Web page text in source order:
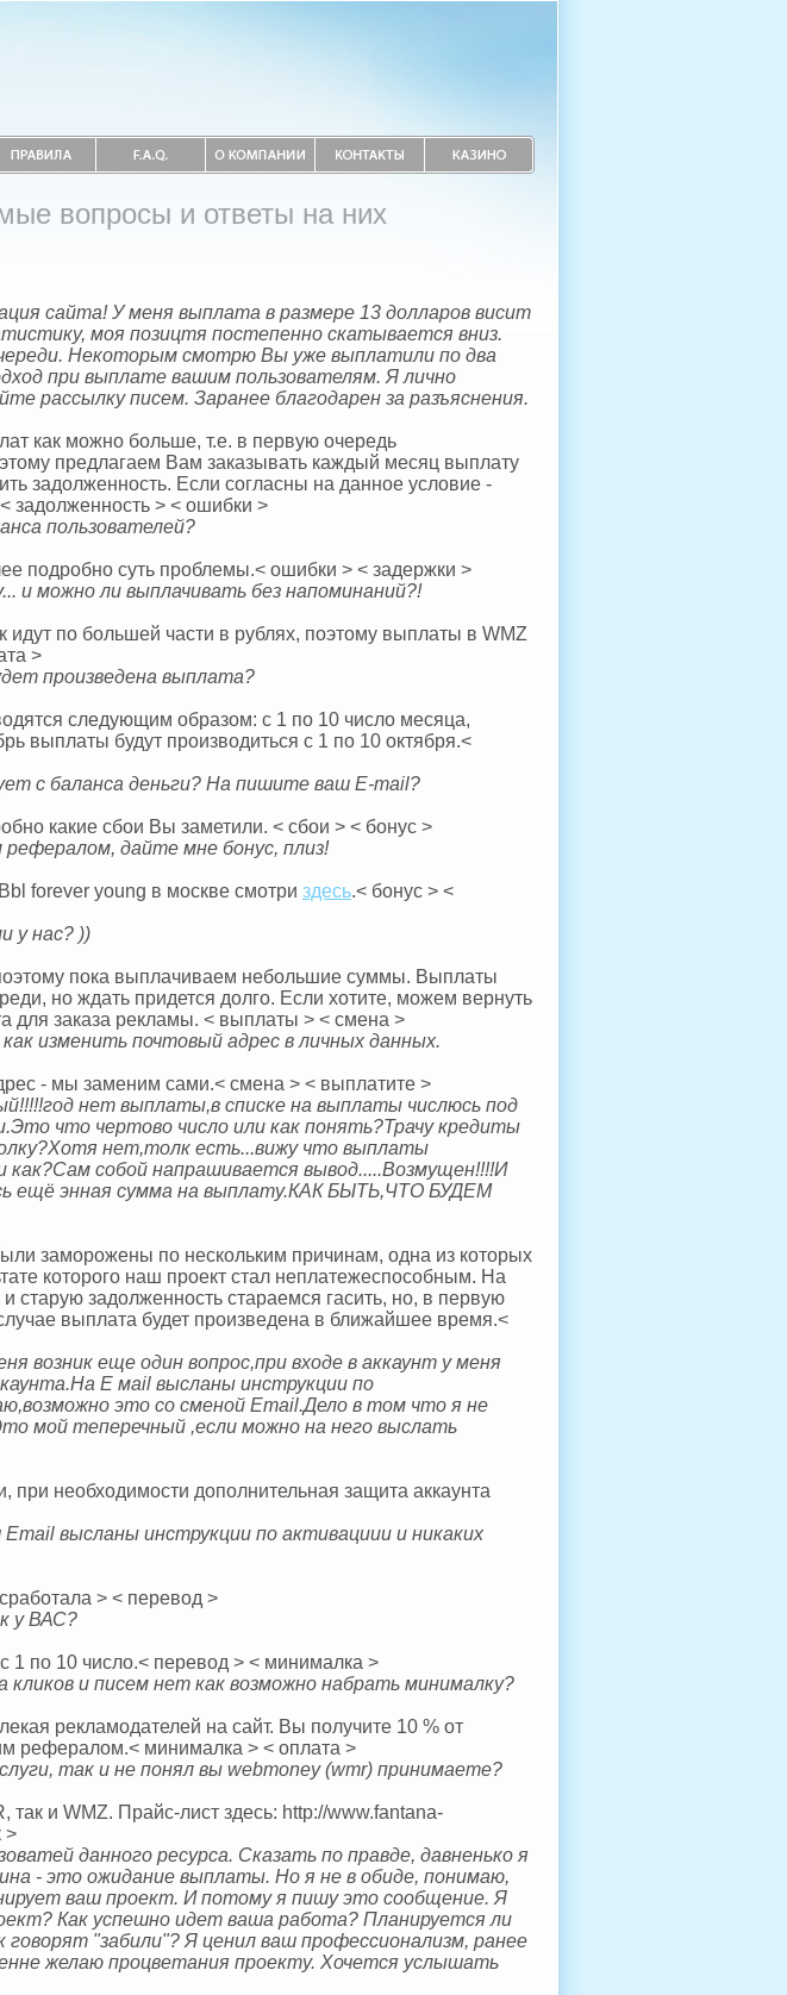
вопросы и ответы на них
сайта! У меня выплата в размере 13 долларов висит
моя позицтя постепенно скатывается вниз.
Некоторым смотрю Вы уже выплатили по два
при выплате вашим пользователям. Я лично
рассылку писем. Заранее благодарен за разъяснения.
как можно больше, т.е. в первую очередь
предлагаем Вам заказывать каждый месяц выплату
задолженность. Если согласны на данное условие -
задолженность > < ошибки >
пользователей?
подробно суть проблемы.< ошибки > < задержки >
и можно ли выплачивать без напоминаний?!
идут по большей части в рублях, поэтому выплаты в WMZ
>
произведена выплата?
следующим образом: с 1 по 10 число месяца,
выплаты будут производиться с 1 по 10 октября.<
с баланса деньги? На пишите ваш E-mail?
какие сбои Вы заметили. < сбои > < бонус >
дайте мне бонус, плиз!
forever young в москве смотри здесь.< бонус > <
у нас? ))
пока выплачиваем небольшие суммы. Выплаты
но ждать придется долго. Если хотите, можем вернуть
для заказа рекламы. < выплаты > < смена >
изменить почтовый адрес в личных данных.
- мы заменим сами.< смена > < выплатите >
нет выплаты,в списке на выплаты числюсь под
что чертово число или как понять?Трачу кредиты
нет,толк есть...вижу что выплаты
собой напрашивается вывод.....Возмущен!!!!И
ещё энная сумма на выплату.КАК БЫТЬ,ЧТО БУДЕМ
заморожены по нескольким причинам, одна из которых
которого наш проект стал неплатежеспособным. На
старую задолженность стараемся гасить, но, в первую
выплата будет произведена в ближайшее время.<
возник еще один вопрос,при входе в аккаунт у меня
Е маil высланы инструкции по
это со сменой Email.Дело в том что я не
мой теперечный ,если можно на него выслать
необходимости дополнительная защита аккаунта
высланы инструкции по активациии и никаких
> < перевод >
у ВАС?
1 по 10 число.< перевод > < минималка >
и писем нет как возможно набрать минималку?
рекламодателей на сайт. Вы получите 10 % от
рефералом.< минималка > < оплата >
так и не понял вы webmoney (wmr) принимаете?
и WMZ. Прайс-лист здесь: http://www.fantana-
>
данного ресурса. Сказать по правде, давненько я
- это ожидание выплаты. Но я не в обиде, понимаю,
ваш проект. И потому я пишу это сообщение. Я
Как успешно идет ваша работа? Планируется ли
"забили"? Я ценил ваш профессионализм, ранее
желаю процветания проекту. Хочется услышать